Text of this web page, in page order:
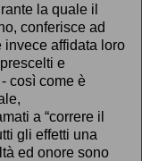
la quale il
conferisce ad
invece affidata loro
e
così come è
a “correre il
gli effetti una
ed onore sono